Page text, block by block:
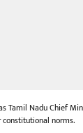
Tamil Nadu Chief
constitutional norms.